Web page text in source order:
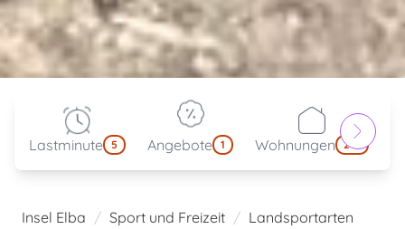
Lastminute 5 Angebote 1 Wohnungen 214
Insel Elba Sport und Freizeit
Landsportarten